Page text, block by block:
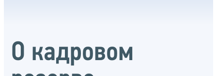
О кадровом